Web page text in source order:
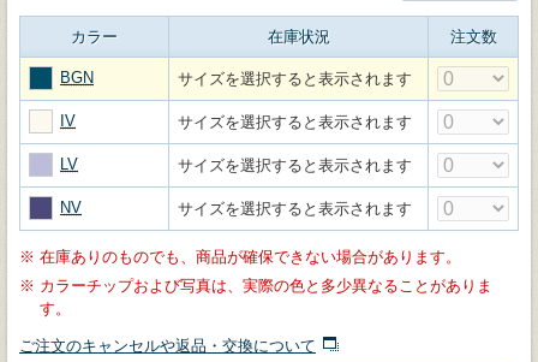
カラー 在庫状況 注文数
BGN サイズを選択すると表示されます
IV サイズを選択すると表示されます
LV サイズを選択すると表示されます
NV サイズを選択すると表示されます
※ 在庫ありのものでも、商品が確保できない場合があります。
※ カラーチップおよび写真は、実際の色と多少異なることがありま
す。
ご注文のキャンセルや返品・交換について